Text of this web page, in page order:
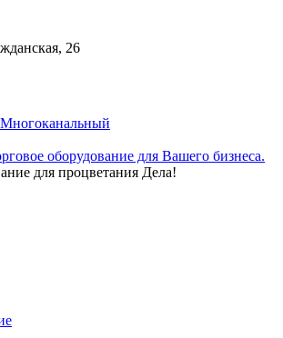
26
Многоканальный
для процветания Дела!